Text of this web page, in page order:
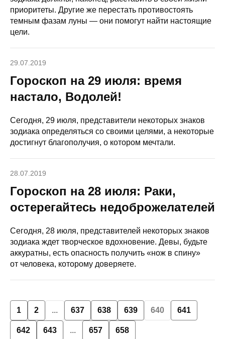
приоритеты. Другие же перестать противостоять
темным фазам луны — они помогут найти настоящие
цели.
29.07.2019
Гороскоп на 29 июля: время
настало, Водолей!
Сегодня, 29 июля, представители некоторых знаков
зодиака определяться со своими целями, а некоторые
достигнут благополучия, о котором мечтали.
28.07.2019
Гороскоп на 28 июля: Раки,
остерегайтесь недоброжелателей
Сегодня, 28 июля, представителей некоторых знаков
зодиака ждет творческое вдохновение. Девы, будьте
аккуратны, есть опасность получить «нож в спину»
от человека, которому доверяете.
1 2 ... 637 638 639 640 641
642 643 ... 657 658